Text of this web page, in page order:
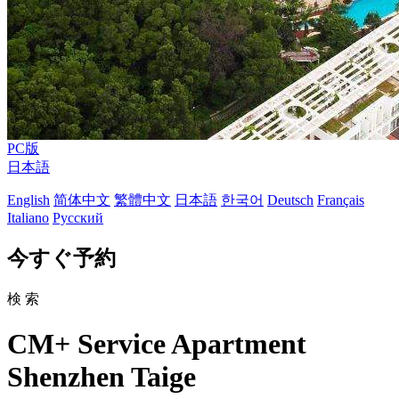
PC版
日本語
English 简体中文 繁體中文 日本語 한국어 Deutsch Français
Italiano Русский
今すぐ予約
検 索
CM+ Service Apartment
Shenzhen Taige